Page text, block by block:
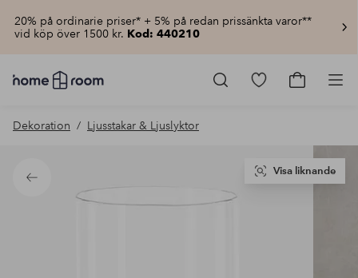
20% på ordinarie priser* + 5% på redan prissänkta varor**
vid köp över 1500 kr. Kod: 440210
Homeroom
–
hemmet
pris
Gå
Gå
Dekoration Ljusstakar & Ljuslyktor
Tillbaka
Visa liknande